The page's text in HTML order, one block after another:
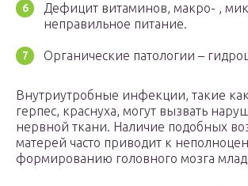
Дефицит витаминов, макро- ,
неправильное питание.
Органические патологии –
Внутриутробные инфекции, такие
герпес, краснуха, могут вызвать
нервной ткани. Наличие подобных
матерей часто приводит к
формированию головного мозга